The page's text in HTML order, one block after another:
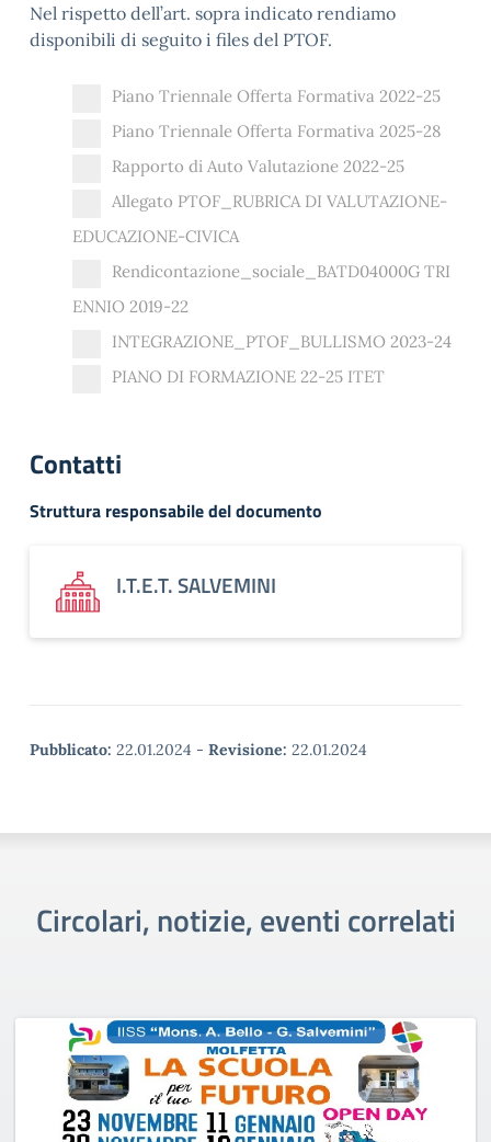
Nel rispetto dell’art. sopra indicato rendiamo
disponibili di seguito i files del PTOF.
Piano Triennale Offerta Formativa 2022-25
Piano Triennale Offerta Formativa 2025-28
Rapporto di Auto Valutazione 2022-25
Allegato PTOF_RUBRICA DI VALUTAZIONE-
EDUCAZIONE-CIVICA
Rendicontazione_sociale_BATD04000G TRI
ENNIO 2019-22
INTEGRAZIONE_PTOF_BULLISMO 2023-24
PIANO DI FORMAZIONE 22-25 ITET
Contatti
Struttura responsabile del documento
I.T.E.T. SALVEMINI
Pubblicato: 22.01.2024 - Revisione: 22.01.2024
Circolari, notizie, eventi correlati